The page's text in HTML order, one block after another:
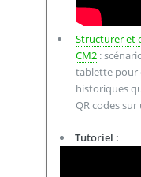
Structurer et
CM2:
tablette pour
historiques
QR codes
Tutoriel :